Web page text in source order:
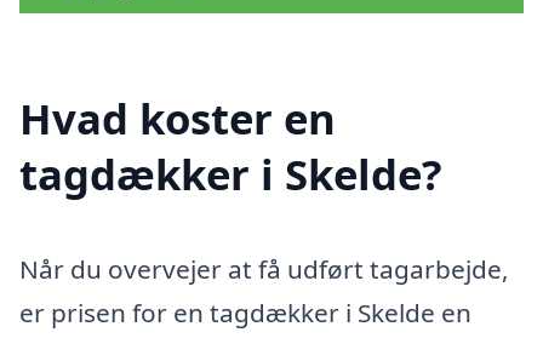
Hvad koster en
tagdækker i Skelde?
Når du overvejer at få udført tagarbejde,
er prisen for en tagdækker i Skelde en